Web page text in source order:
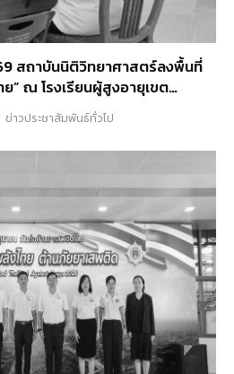
สถาบันนิติวิทยาศาสตร์ลงพื้นที่
” ณ โรงเรียนผู้สูงอายุเขต
งเทพมหานคร
ข่าวประชาสัมพันธ์ทั่วไป